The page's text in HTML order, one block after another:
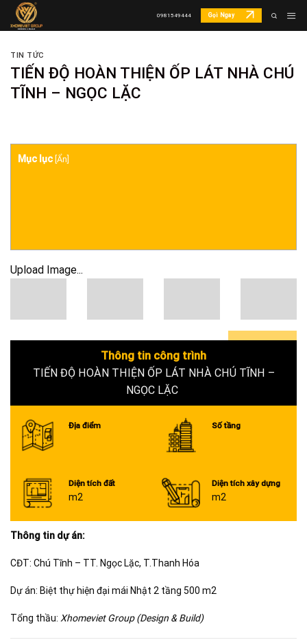
Skip
0981549444 Gọi Ngay
TIN TỨC
TIẾN ĐỘ HOÀN THIỆN ỐP LÁT NHÀ CHÚ
TĨNH – NGỌC LẶC
Mục lục Ẩn
Upload Image...
0+
Thông tin công trình
TIẾN ĐỘ HOÀN THIỆN ỐP LÁT NHÀ CHÚ TĨNH –
NGỌC LẶC
Địa điểm Số tầng
Diện tích đất
m2
Diện tích xây dựng
m2
Thông tin dự án:
CĐT: Chú Tĩnh – TT. Ngọc Lặc, T.Thanh Hóa
Dự án: Biệt thự hiện đại mái Nhật 2 tầng 500 m2
Tổng thầu: Xhomeviet Group (Design & Build)